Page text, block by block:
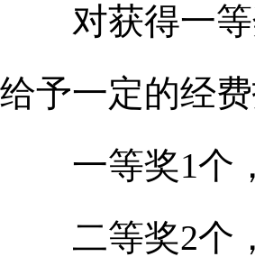
对获得一等
给予一定的经
一等奖1个，
二等奖2个，